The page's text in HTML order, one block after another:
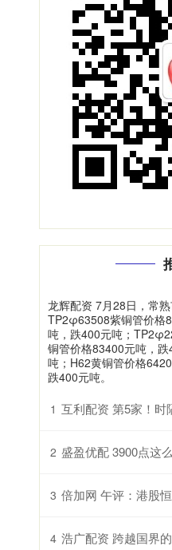
龙辉配资 7月28日，常
TP2φ63508紫铜管价格
吨，跌400元吨；
铜管价格83400元吨，
吨；H62黄铜管价格
跌400元吨。
1 互利配资 第5家！时隔
2 盛盈优配 3900点这
3 倍加网 午评：港股恒指涨1.65% 科指跌
4 浩广配资 跨越国界的